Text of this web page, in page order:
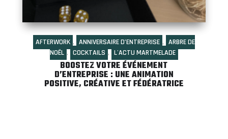
BOOSTEZ VOTRE ÉVÉNEMENT
D’ENTREPRISE : UNE ANIMATION
POSITIVE, CRÉATIVE ET FÉDÉRATRICE
AFTERWORK , ANNIVERSAIRE D’ENTREPRISE , ARBRE DE
NOËL , COCKTAILS , L'ACTU MARTMELADE